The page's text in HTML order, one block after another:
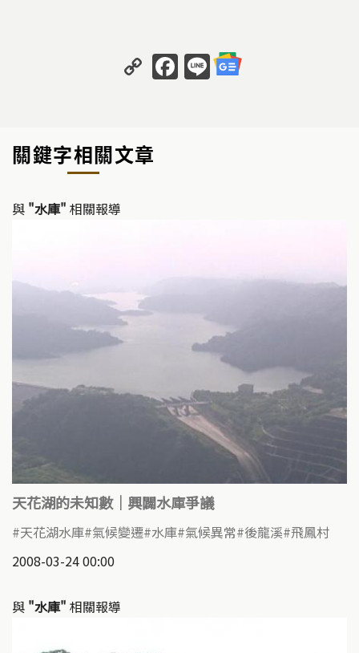
C
o
y
Li
F
a
Li
n
關鍵字相關文章
與 "水庫" 相關報導
天花湖的未知數｜興闢水庫爭議
天花湖水庫 氣候變遷 水庫 氣候異常 後龍溪 飛鳳村
2008-03-24 00:00
與 "水庫" 相關報導